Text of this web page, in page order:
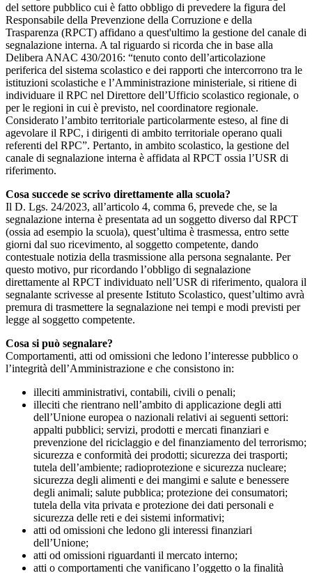
del settore pubblico cui è fatto obbligo di prevedere la figura del
Responsabile della Prevenzione della Corruzione e della
Trasparenza (RPCT) affidano a quest'ultimo la gestione del canale di
segnalazione interna. A tal riguardo si ricorda che in base alla
Delibera ANAC 430/2016: “tenuto conto dell’articolazione
periferica del sistema scolastico e dei rapporti che intercorrono tra le
istituzioni scolastiche e l’Amministrazione ministeriale, si ritiene di
individuare il RPC nel Direttore dell’Ufficio scolastico regionale, o
per le regioni in cui è previsto, nel coordinatore regionale.
Considerato l’ambito territoriale particolarmente esteso, al fine di
agevolare il RPC, i dirigenti di ambito territoriale operano quali
referenti del RPC”. Pertanto, in ambito scolastico, la gestione del
canale di segnalazione interna è affidata al RPCT ossia l’USR di
riferimento.
Cosa succede se scrivo direttamente alla scuola?
Il D. Lgs. 24/2023, all’articolo 4, comma 6, prevede che, se la
segnalazione interna è presentata ad un soggetto diverso dal RPCT
(ossia ad esempio la scuola), quest’ultima è trasmessa, entro sette
giorni dal suo ricevimento, al soggetto competente, dando
contestuale notizia della trasmissione alla persona segnalante. Per
questo motivo, pur ricordando l’obbligo di segnalazione
direttamente al RPCT individuato nell’USR di riferimento, qualora il
segnalante scrivesse al presente Istituto Scolastico, quest’ultimo avrà
premura di trasmettere la segnalazione nei tempi e modi previsti per
legge al soggetto competente.
Cosa si può segnalare?
Comportamenti, atti od omissioni che ledono l’interesse pubblico o
l’integrità dell’Amministrazione e che consistono in:
illeciti amministrativi, contabili, civili o penali;
illeciti che rientrano nell’ambito di applicazione degli atti
dell’Unione europea o nazionali relativi ai seguenti settori:
appalti pubblici; servizi, prodotti e mercati finanziari e
prevenzione del riciclaggio e del finanziamento del terrorismo;
sicurezza e conformità dei prodotti; sicurezza dei trasporti;
tutela dell’ambiente; radioprotezione e sicurezza nucleare;
sicurezza degli alimenti e dei mangimi e salute e benessere
degli animali; salute pubblica; protezione dei consumatori;
tutela della vita privata e protezione dei dati personali e
sicurezza delle reti e dei sistemi informativi;
atti od omissioni che ledono gli interessi finanziari
dell’Unione;
atti od omissioni riguardanti il mercato interno;
atti o comportamenti che vanificano l’oggetto o la finalità